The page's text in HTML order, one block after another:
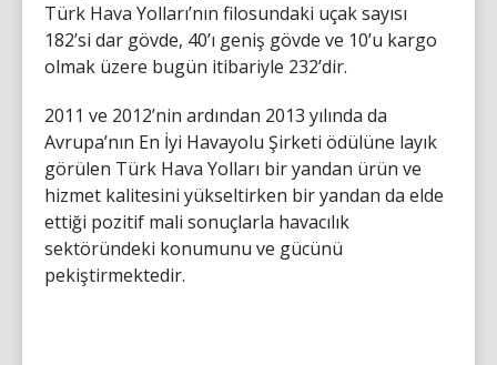
Türk Hava Yolları’nın filosundaki uçak sayısı
182’si dar gövde, 40’ı geniş gövde ve 10’u kargo
olmak üzere bugün itibariyle 232’dir.
2011 ve 2012’nin ardından 2013 yılında da
Avrupa’nın En İyi Havayolu Şirketi ödülüne layık
görülen Türk Hava Yolları bir yandan ürün ve
hizmet kalitesini yükseltirken bir yandan da elde
ettiği pozitif mali sonuçlarla havacılık
sektöründeki konumunu ve gücünü
pekiştirmektedir.